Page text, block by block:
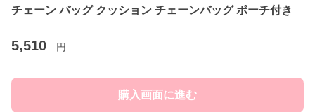
チェーン バッグ クッション チェーンバッグ ポーチ付き
5,510 円
購入画面に進む